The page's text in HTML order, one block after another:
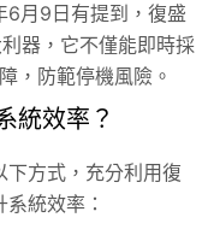
6月9日有提到，復盛
器，它不僅能即時採
，防範停機風險。
統效率？
下方式，充分利用復
統效率：